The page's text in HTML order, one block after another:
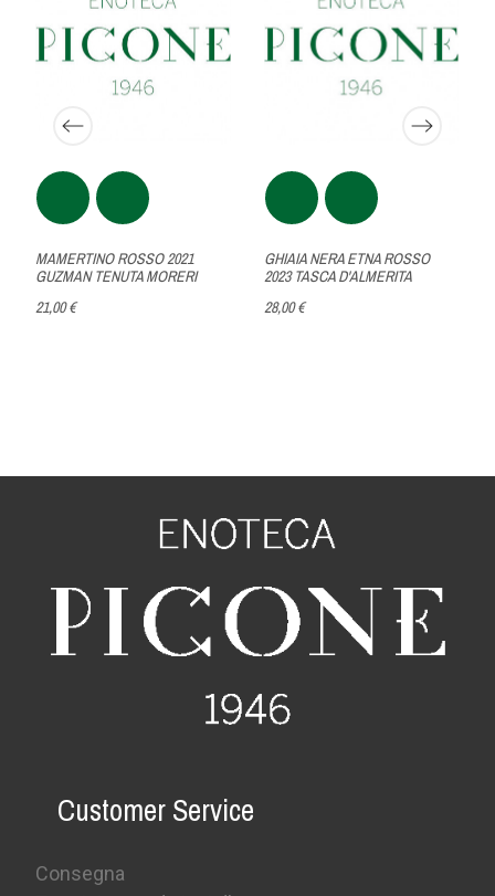
MAMERTINO ROSSO 2021
GUZMAN TENUTA MORERI
21,00 €
GHIAIA NERA ETNA ROSSO
2023 TASCA D'ALMERITA
28,00 €
Customer Service
Consegna